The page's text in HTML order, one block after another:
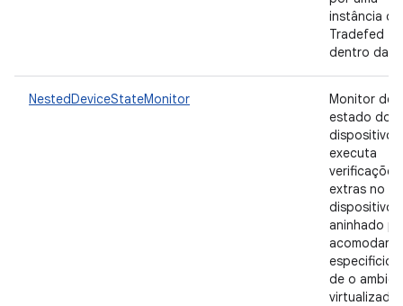
instância do
Tradefed
dentro da
NestedDeviceStateMonitor
Monitor de
estado do
dispositivo
executa
verificações
extras no
dispositivo
aninhado
acomodar
de o